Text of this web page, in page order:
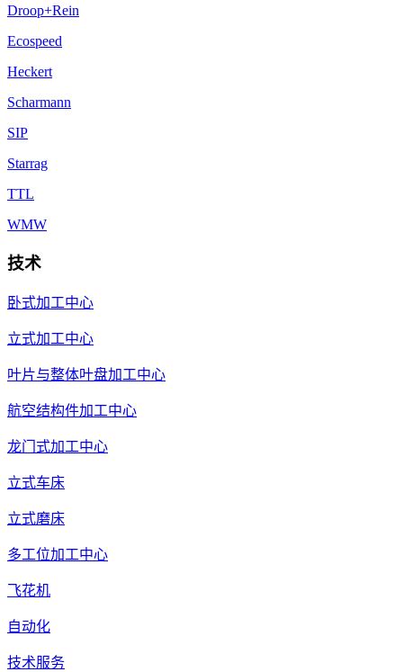
Droop+Rein
Ecospeed
Heckert
Scharmann
SIP
Starrag
TTL
WMW
技术
卧式加工中心
立式加工中心
叶片与整体叶盘加工中心
航空结构件加工中心
龙门式加工中心
立式车床
立式磨床
多工位加工中心
飞花机
自动化
技术服务